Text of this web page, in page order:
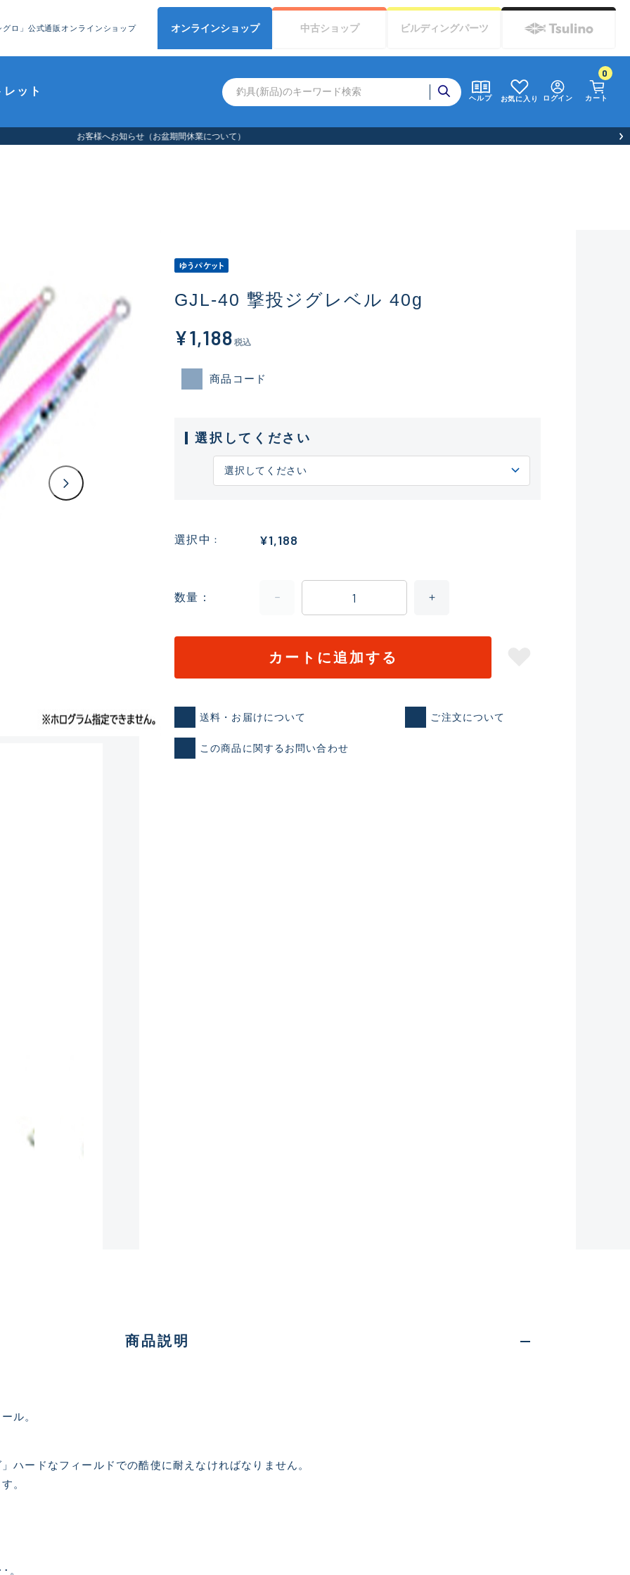
ロ」公式通販オンラインショップ
ヘルプ お気に入り ログイン カート
0
オンラインショップ 中古ショップ ビルディングパーツ
ット
お客様へお知らせ（お盆期間休業について）
ランクとは？
GJL-40 撃投ジグレベル 40g
¥1,188 税込
商品コード
選択してください
選択中 ¥1,188
数量
カートに追加する
送料・お届けについて ご注文について
この商品に関するお問い合わせ
商品説明
ル。
ハードなフィールドでの酷使に耐えなければなりません。
。
。